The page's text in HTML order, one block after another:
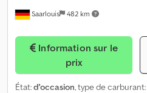
Saarlouis 482 km
prix
État:d'occasion, type de carburant: